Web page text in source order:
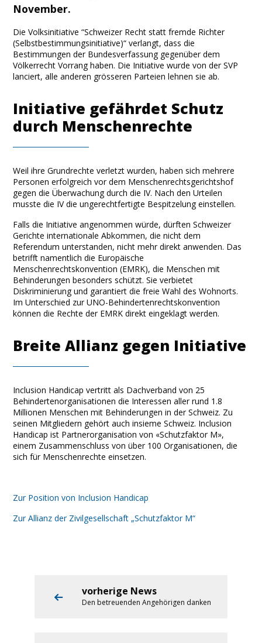
November.
Die Volksinitiative “Schweizer Recht statt fremde Richter
(Selbstbestimmungsinitiative)“ verlangt, dass die
Bestimmungen der Bundesverfassung gegenüber dem
Völkerrecht Vorrang haben. Die Initiative wurde von der SVP
lanciert, alle anderen grösseren Parteien lehnen sie ab.
Initiative gefährdet Schutz
durch Menschenrechte
Weil ihre Grundrechte verletzt wurden, haben sich mehrere
Personen erfolgreich vor dem Menschenrechtsgerichtshof
gegen die Überwachung durch die IV. Nach den Urteilen
musste die IV die ungerechtfertigte Bespitzelung einstellen.
Falls die Initiative angenommen würde, dürften Schweizer
Gerichte internationale Abkommen, die nicht dem
Referendum unterstanden, nicht mehr direkt anwenden. Das
betrifft namentlich die Europäische
Menschenrechtskonvention (EMRK), die Menschen mit
Behinderungen besonders schützt. Sie verbietet
Diskriminierung und garantiert die freie Wahl des Wohnorts.
Im Unterschied zur UNO-Behindertenrechtskonvention
können die Rechte der EMRK direkt eingeklagt werden.
Breite Allianz gegen Initiative
Inclusion Handicap vertritt als Dachverband von 25
Behindertenorganisationen die Interessen aller rund 1.8
Millionen Menschen mit Behinderungen in der Schweiz. Zu
seinen Mitgliedern gehört auch insieme Schweiz. Inclusion
Handicap ist Partnerorganisation von «Schutzfaktor M»,
einem Zusammenschluss von über 100 Organisationen, die
sich für Menschenrechte einsetzen.
Zur Position von Inclusion Handicap
Zur Allianz der Zivilgesellschaft „Schutzfaktor M“
vorherige News
Den betreuenden Angehörigen danken